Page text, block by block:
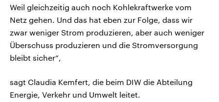
Weil gleichzeitig auch noch Kohlekraftwerke vom
Netz gehen. Und das hat eben zur Folge, dass wir
zwar weniger Strom produzieren, aber auch weniger
Überschuss produzieren und die Stromversorgung
bleibt sicher“,
sagt Claudia Kemfert, die beim DIW die Abteilung
Energie, Verkehr und Umwelt leitet.